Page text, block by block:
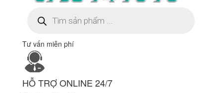
kiếm
sản
Tư vấn miễn phí
HỖ TRỢ ONLINE 24/7